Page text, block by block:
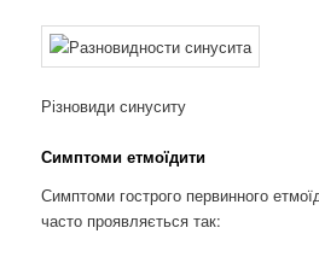
Різновиди синуситу
Симптоми етмоїдити
Симптоми гострого первинного
часто проявляється так: